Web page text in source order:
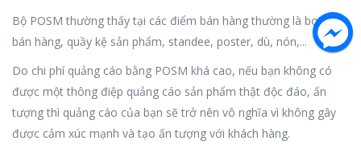
Bộ POSM thường thấy tại các điểm bán hàng thường là booth
bán hàng, quầy kệ sản phẩm, standee, poster, dù, nón,...
Do chi phí quảng cáo bằng POSM khá cao, nếu bạn không có
được một thông điệp quảng cáo sản phẩm thật độc đáo, ấn
tượng thì quảng cáo của bạn sẽ trở nên vô nghĩa vì không gây
được cảm xúc mạnh và tạo ấn tượng với khách hàng.